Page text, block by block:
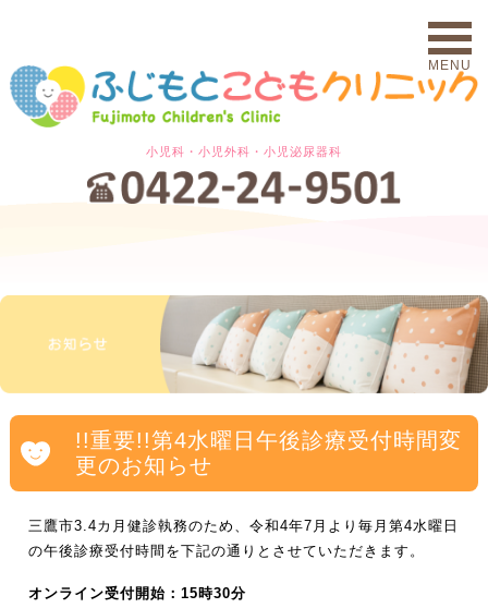
小児科・小児外科・小児泌尿器科
MENU
!!重要!!第4水曜日午後診療受付時間変
更のお知らせ
三鷹市3.4カ月健診執務のため、令和4年7月より毎月第4水曜日
の午後診療受付時間を下記の通りとさせていただきます。
オンライン受付開始：15時30分